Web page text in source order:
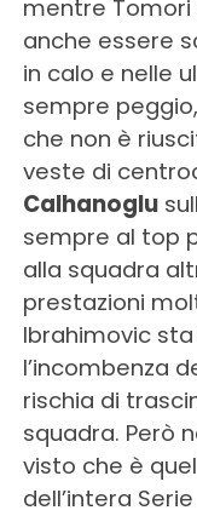
mentre
anche essere
in calo e nelle
sempre
che non è
veste di
Calhanoglu
sempre al top
alla squadra
prestazioni
Ibrahimovic
l’incombenza
rischia di
squadra. Però
visto che è
dell’intera Serie